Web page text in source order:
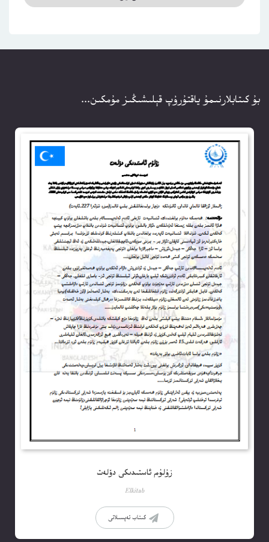
بۇ كىتابلارنىمۇ ياقتۇرۇپ قېلىشىڭىز مۇمكىن...
زۇلۇم ئاستىدىكى دۆلەت
Elkitab
كىتاب تەپسىلاتى